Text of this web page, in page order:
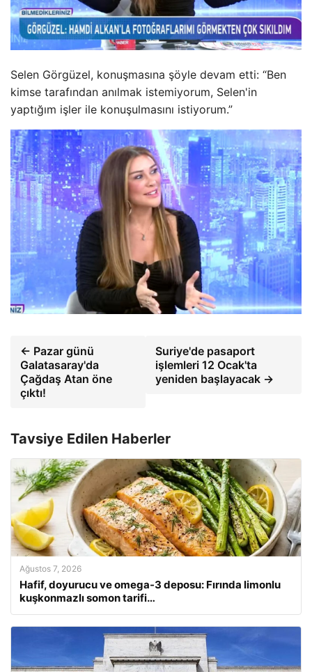
Selen Görgüzel, konuşmasına şöyle devam etti: “Ben
kimse tarafından anılmak istemiyorum, Selen'in
yaptığım işler ile konuşulmasını istiyorum.”
← Pazar günü
Galatasaray'da
Çağdaş Atan öne
çıktı!
Suriye'de pasaport
işlemleri 12 Ocak'ta
yeniden başlayacak →
Tavsiye Edilen Haberler
Ağustos 7, 2026
Hafif, doyurucu ve omega-3 deposu: Fırında limonlu
kuşkonmazlı somon tarifi…